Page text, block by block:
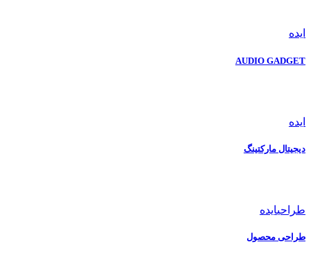
ایده
AUDIO GADGET
ایده
دیجیتال مارکتینگ
طراحیایده
طراحی محصول